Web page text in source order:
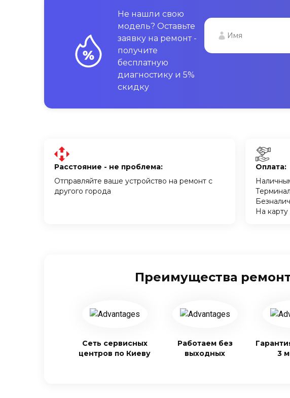
Не нашли свою
модель? Оставьте
заявку на ремонт -
получите
бесплатную
диагностику и 5%
скидку
Расстояние - не проблема:
Отправляйте ваше устройство на ремонт с
другого города
Оплата:
Терминал
На
Преимущества
Сеть сервисных
центров по Киеву
Работаем без
выходных
3